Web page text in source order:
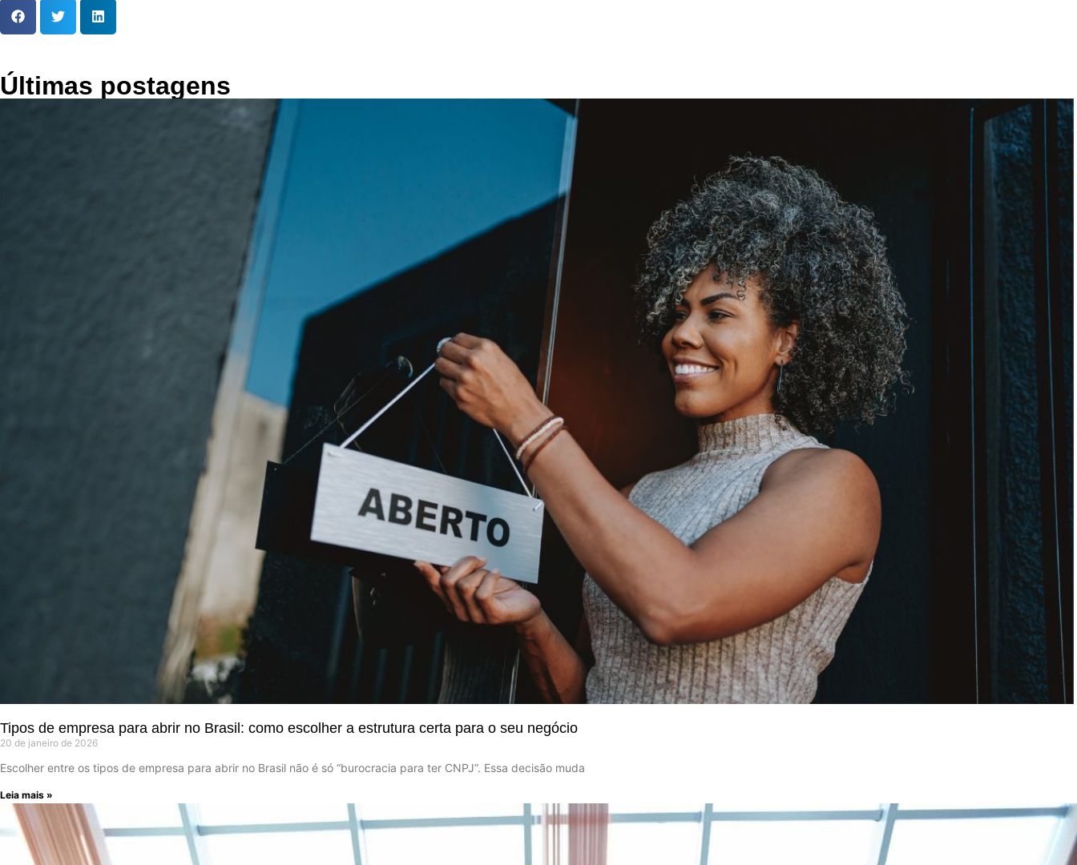
Últimas postagens
Tipos de empresa para abrir no Brasil: como escolher a estrutura certa para o seu negócio
20 de janeiro de 2026
Escolher entre os tipos de empresa para abrir no Brasil não é só “burocracia para ter CNPJ”. Essa decisão muda
Leia mais »